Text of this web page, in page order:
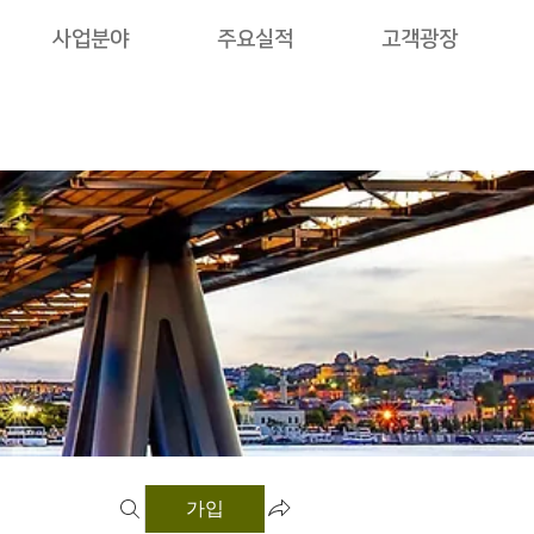
사업분야 주요실적 고객광장
가입